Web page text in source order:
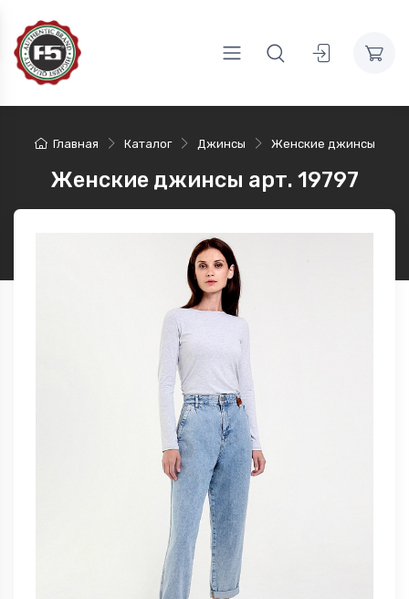
Главная Каталог Джинсы Женские джинсы
Женские джинсы арт. 19797